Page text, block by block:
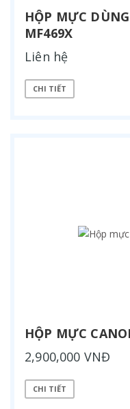
HỘP MỰC
MF469X
Liên hệ
CHI TIẾT
HỘP MỰC
2,900,000 VNĐ
CHI TIẾT